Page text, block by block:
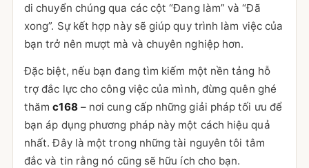
di chuyển chúng qua các cột “Đang làm” và “Đã
xong”. Sự kết hợp này sẽ giúp quy trình làm việc của
bạn trở nên mượt mà và chuyên nghiệp hơn.
Đặc biệt, nếu bạn đang tìm kiếm một nền tảng hỗ
trợ đắc lực cho công việc của mình, đừng quên ghé
thămc168– nơi cung cấp những giải pháp tối ưu để
bạn áp dụng phương pháp này một cách hiệu quả
nhất. Đây là một trong những tài nguyên tôi tâm
đắc và tin rằng nó cũng sẽ hữu ích cho bạn.